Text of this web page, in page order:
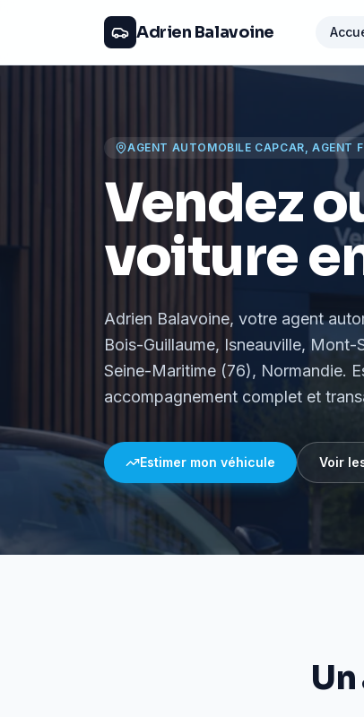
Adrien Balavoine
AGENT AUTOMOBILE CAPCAR, AGENT
Vendez
voiture
Adrien Balavoine, votre agent
Bois-Guillaume, Isneauville,
Seine-Maritime (76), Normandie.
accompagnement complet et
Estimer mon véhicule Voir